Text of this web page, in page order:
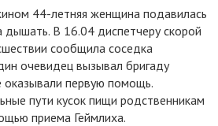
44-летняя женщина подавилась
дышать. В 16.04 диспетчеру скорой
сообщила соседка
очевидец вызывал бригаду
первую помощь.
пути кусок пищи родственникам
приема Геймлиха.